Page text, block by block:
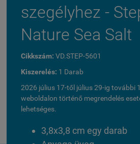
szegélyhez -
Nature Sea Salt
Cikkszám: VD.STEP-5601
Kiszerelés: 1 Darab
2026 július 17-től július 29-ig további
weboldalon történő megrendelés
lehetséges.
3,8x3,8 cm egy darab